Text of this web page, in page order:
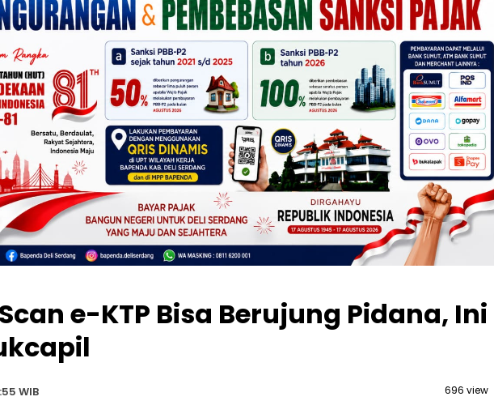
e-KTP Bisa Berujung Pidana, Ini
WIB 696 view